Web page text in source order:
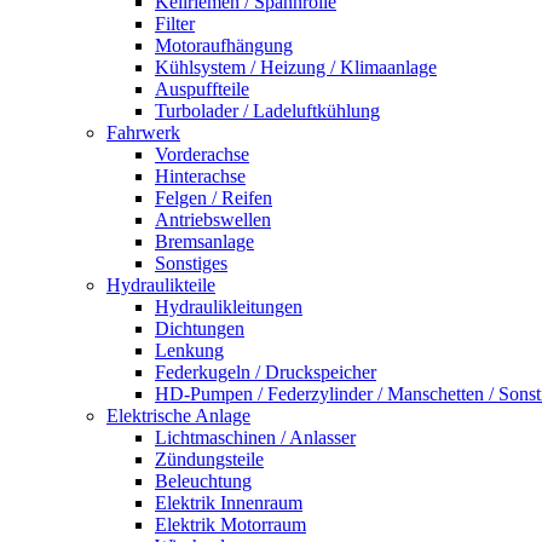
Filter
Motoraufhängung
Kühlsystem / Heizung / Klimaanlage
Auspuffteile
Turbolader / Ladeluftkühlung
Fahrwerk
Vorderachse
Hinterachse
Felgen / Reifen
Antriebswellen
Bremsanlage
Sonstiges
Hydraulikteile
Hydraulikleitungen
Dichtungen
Lenkung
Federkugeln / Druckspeicher
HD-Pumpen / Federzylinder / Manschetten /
Elektrische Anlage
Lichtmaschinen / Anlasser
Zündungsteile
Beleuchtung
Elektrik Innenraum
Elektrik Motorraum